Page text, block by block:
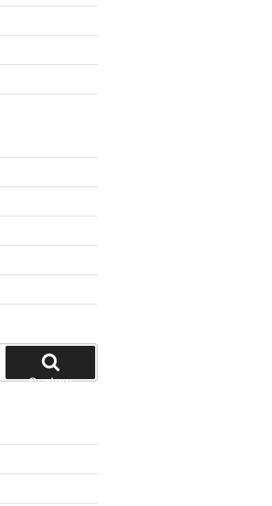
Suchen